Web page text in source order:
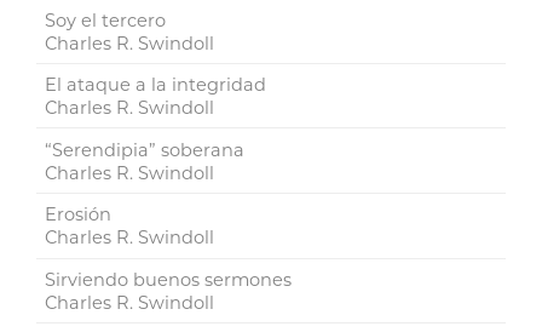
Soy el tercero
Charles R. Swindoll
El ataque a la integridad
Charles R. Swindoll
“Serendipia” soberana
Charles R. Swindoll
Erosión
Charles R. Swindoll
Sirviendo buenos sermones
Charles R. Swindoll